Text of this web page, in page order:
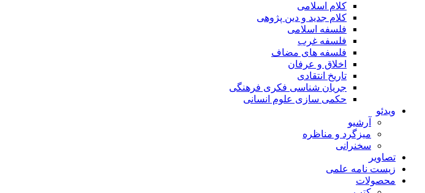
کلام اسلامی
کلام جدید و دین پژوهی
فلسفه اسلامی
فلسفه غرب
فلسفه های مضاف
اخلاق و عرفان
تاریخ انتقادی
جریان شناسی فکری فرهنگی
حکمی سازی علوم انسانی
ویدئو
آرشیو
میزگرد و مناظره
سخنرانی
تصاویر
زیست نامه علمی
محصولات